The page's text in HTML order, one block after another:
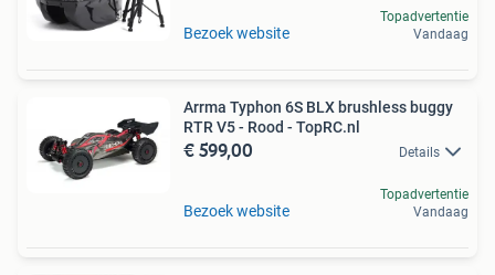
Bezoek website
Topadvertentie
Vandaag
Arrma Typhon 6S BLX brushless buggy
RTR V5 - Rood - TopRC.nl
€ 599,00 Details
Bezoek website
Topadvertentie
Vandaag